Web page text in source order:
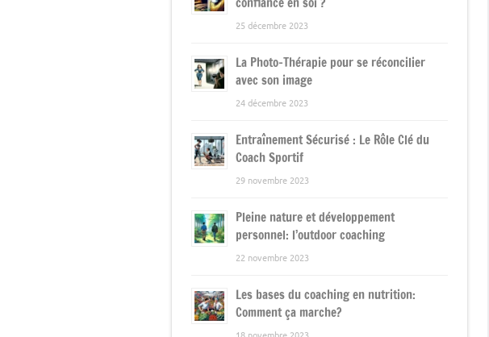
25 décembre 2023
La Photo-Thérapie pour se réconcilier
avec son image
24 décembre 2023
Entraînement Sécurisé : Le Rôle Clé du
Coach Sportif
29 novembre 2023
Pleine nature et développement
personnel: l’outdoor coaching
22 novembre 2023
Les bases du coaching en nutrition:
Comment ça marche?